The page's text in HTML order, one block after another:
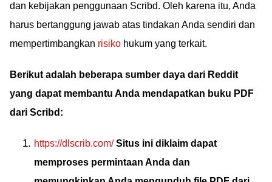
dan kebijakan penggunaan Scribd. Oleh karena itu, Anda
harus bertanggung jawab atas tindakan Anda sendiri dan
mempertimbangkan risiko hukum yang terkait.
Berikut adalah beberapa sumber daya dari Reddit
yang dapat membantu Anda mendapatkan buku PDF
dari Scribd:
https://dlscrib.com/ Situs ini diklaim dapat
memproses permintaan Anda dan